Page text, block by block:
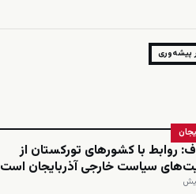
پیشه‌وری
روابط با کشورهای تورکستان از
سیاست خارجی آذربایجان است